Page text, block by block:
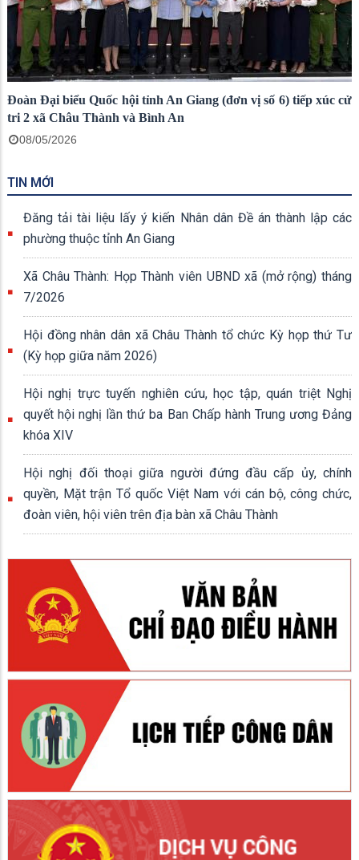
Đoàn Đại biểu Quốc hội tỉnh An Giang (đơn vị số 6) tiếp xúc cử
tri 2 xã Châu Thành và Bình An
08/05/2026
TIN MỚI
Đăng tải tài liệu lấy ý kiến Nhân dân Đề án thành lập các
phường thuộc tỉnh An Giang
Xã Châu Thành: Họp Thành viên UBND xã (mở rộng) tháng
7/2026
Hội đồng nhân dân xã Châu Thành tổ chức Kỳ họp thứ Tư
(Kỳ họp giữa năm 2026)
Hội nghị trực tuyến nghiên cứu, học tập, quán triệt Nghị
quyết hội nghị lần thứ ba Ban Chấp hành Trung ương Đảng
khóa XIV
Hội nghị đối thoại giữa người đứng đầu cấp ủy, chính
quyền, Mặt trận Tổ quốc Việt Nam với cán bộ, công chức,
đoàn viên, hội viên trên địa bàn xã Châu Thành